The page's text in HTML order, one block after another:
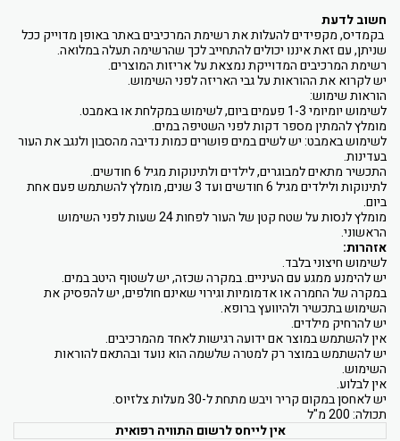
חשוב לדעת
בקמדיס, מקפידים להעלות את רשימת המרכיבים באתר באופן מדוייק ככל
שניתן, עם זאת איננו יכולים להתחייב לכך שהרשימה תעלה במלואה.
רשימת המרכיבים המדוייקת נמצאת על אריזות המוצרים.
יש לקרוא את ההוראות על גבי האריזה לפני השימוש.
הוראות שימוש:
לשימוש יומיומי 1-3 פעמים ביום, לשימוש במקלחת או באמבט.
מומלץ להמתין מספר דקות לפני השטיפה במים.
לשימוש באמבט: יש לשים במים פושרים כמות נדיבה מהסבון ולנגב את העור
בעדינות.
התכשיר מתאים למבוגרים, לילדים ולתינוקות מגיל 6 חודשים.
לתינוקות ולילדים מגיל 6 חודשים ועד 3 שנים, מומלץ להשתמש פעם אחת
ביום.
מומלץ לנסות על שטח קטן של העור לפחות 24 שעות לפני השימוש
הראשוני.
אזהרות:
לשימוש חיצוני בלבד.
יש להימנע ממגע עם העיניים. במקרה שכזה, יש לשטוף היטב במים.
במקרה של החמרה או אדמומיות וגירוי שאינם חולפים, יש להפסיק את
השימוש בתכשיר ולהיוועץ ברופא.
יש להרחיק מילדים.
אין להשתמש במוצר אם ידועה רגישות לאחד מהמרכיבים.
יש להשתמש במוצר רק למטרה שלשמה הוא נועד ובהתאם להוראות
השימוש.
אין לבלוע.
יש לאחסן במקום קריר ויבש מתחת ל-30 מעלות צלזיוס.
תכולה: 200 מ"ל
אין לייחס לרשום התוויה רפואית